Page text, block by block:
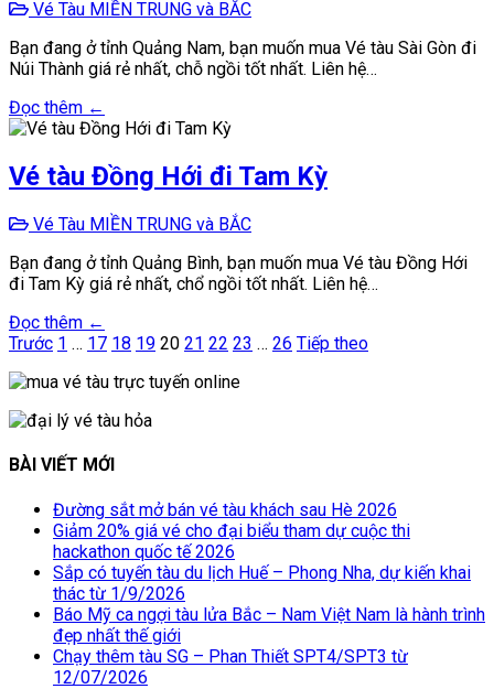
Vé Tàu MIỀN TRUNG và BẮC
Bạn đang ở tỉnh Quảng Nam, bạn muốn mua Vé tàu Sài Gòn đi
Núi Thành giá rẻ nhất, chỗ ngồi tốt nhất. Liên hệ…
Đọc thêm ←
Vé tàu Đồng Hới đi Tam Kỳ
Vé Tàu MIỀN TRUNG và BẮC
Bạn đang ở tỉnh Quảng Bình, bạn muốn mua Vé tàu Đồng Hới
đi Tam Kỳ giá rẻ nhất, chổ ngồi tốt nhất. Liên hệ…
Đọc thêm ←
Phân
trang
bài
viết
Trước 1 … 17 18 19 20 21 22 23 … 26 Tiếp theo
BÀI VIẾT MỚI
Đường sắt mở bán vé tàu khách sau Hè 2026
Giảm 20% giá vé cho đại biểu tham dự cuộc thi
hackathon quốc tế 2026
Sắp có tuyến tàu du lịch Huế – Phong Nha, dự kiến khai
thác từ 1/9/2026
Báo Mỹ ca ngợi tàu lửa Bắc – Nam Việt Nam là hành trình
đẹp nhất thế giới
Chạy thêm tàu SG – Phan Thiết SPT4/SPT3 từ
12/07/2026